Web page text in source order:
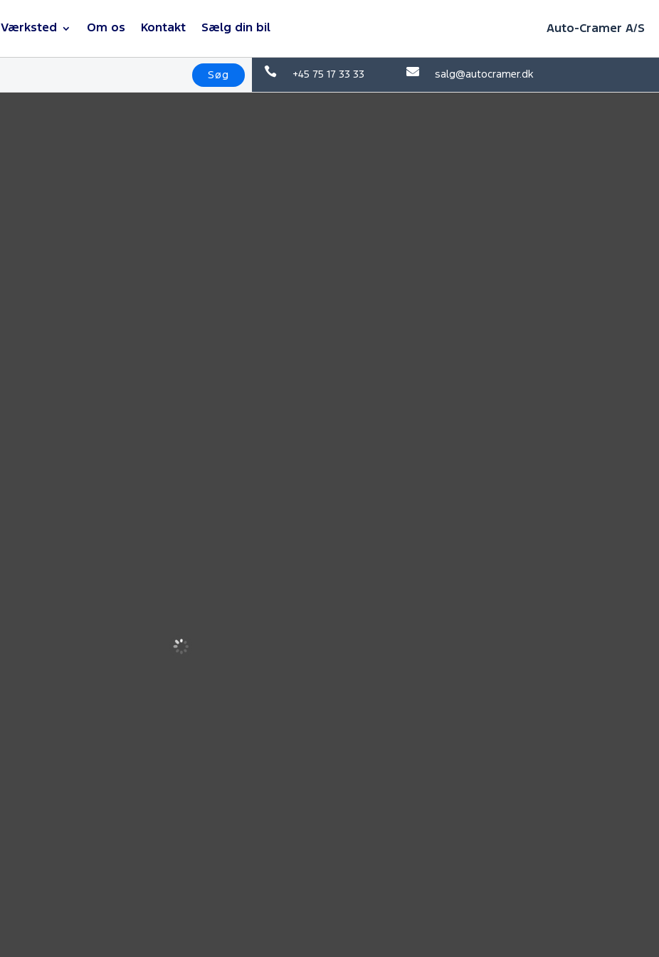
Værksted Om os Kontakt Sælg din bil Auto-Cramer A/S
Søg  +45 75 17 33 33  salg@autocramer.dk